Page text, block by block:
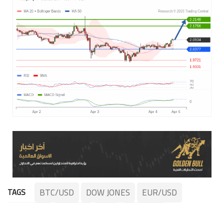
TAGS BTC/USD DOW JONES
EUR/USD